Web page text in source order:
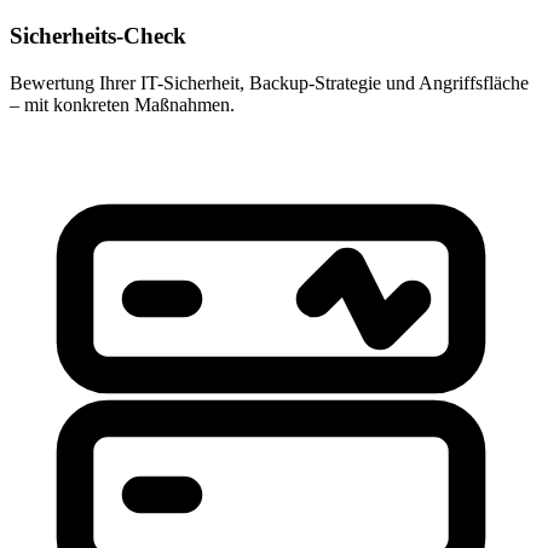
Sicherheits-Check
Bewertung Ihrer IT-Sicherheit, Backup-Strategie und Angriffsfläche
– mit konkreten Maßnahmen.